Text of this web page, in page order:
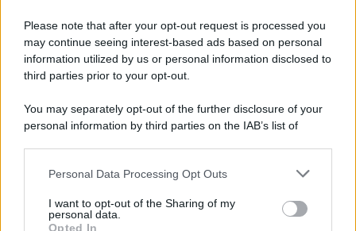
Please note that after your opt-out request is processed you
may continue seeing interest-based ads based on personal
information utilized by us or personal information disclosed to
third parties prior to your opt-out.
You may separately opt-out of the further disclosure of your
personal information by third parties on the IAB’s list of
This information may also be disclosed by us to third parties
disclose it to other third parties.
Personal Data Processing Opt Outs
I want to opt-out of the Sharing of my
personal data.
Opted In